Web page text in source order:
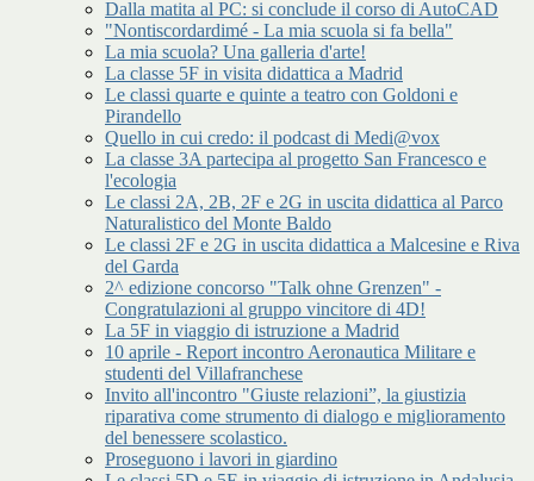
Dalla matita al PC: si conclude il corso di AutoCAD
"Nontiscordardimé - La mia scuola si fa bella"
La mia scuola? Una galleria d'arte!
La classe 5F in visita didattica a Madrid
Le classi quarte e quinte a teatro con Goldoni e
Pirandello
Quello in cui credo: il podcast di Medi@vox
La classe 3A partecipa al progetto San Francesco e
l'ecologia
Le classi 2A, 2B, 2F e 2G in uscita didattica al Parco
Naturalistico del Monte Baldo
Le classi 2F e 2G in uscita didattica a Malcesine e Riva
del Garda
2^ edizione concorso "Talk ohne Grenzen" -
Congratulazioni al gruppo vincitore di 4D!
La 5F in viaggio di istruzione a Madrid
10 aprile - Report incontro Aeronautica Militare e
studenti del Villafranchese
Invito all'incontro "Giuste relazioni”, la giustizia
riparativa come strumento di dialogo e miglioramento
del benessere scolastico.
Proseguono i lavori in giardino